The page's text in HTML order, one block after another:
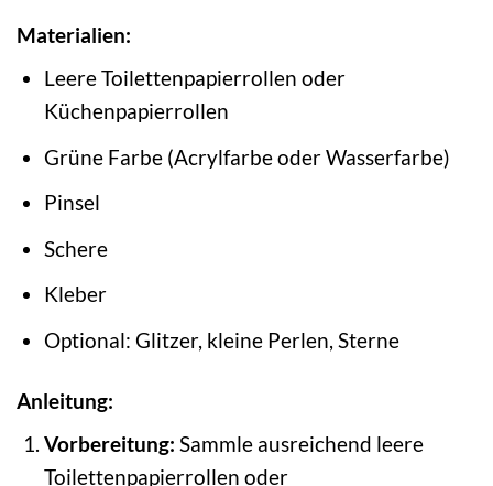
Materialien:
Leere Toilettenpapierrollen oder
Küchenpapierrollen
Grüne Farbe (Acrylfarbe oder Wasserfarbe)
Pinsel
Schere
Kleber
Optional: Glitzer, kleine Perlen, Sterne
Anleitung:
Vorbereitung: Sammle ausreichend leere
Toilettenpapierrollen oder